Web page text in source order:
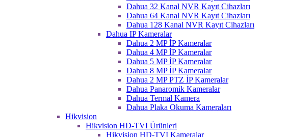
Dahua 32 Kanal NVR Kayıt Cihazları
Dahua 64 Kanal NVR Kayıt Cihazları
Dahua 128 Kanal NVR Kayıt Cihazları
Dahua IP Kameralar
Dahua 2 MP İP Kameralar
Dahua 4 MP İP Kameralar
Dahua 5 MP İP Kameralar
Dahua 8 MP İP Kameralar
Dahua 2 MP PTZ İP Kameralar
Dahua Panaromik Kameralar
Dahua Termal Kamera
Dahua Plaka Okuma Kameraları
Hikvision
Hikvision HD-TVI Ürünleri
Hikvision HD-TVI Kameralar